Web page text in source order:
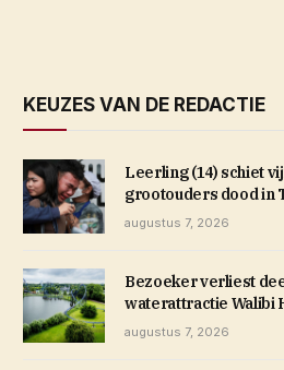
KEUZES VAN DE REDACTIE
Leerling (14) schiet
grootouders dood in
augustus 7, 2026
Bezoeker verliest
waterattractie Walibi
augustus 7, 2026